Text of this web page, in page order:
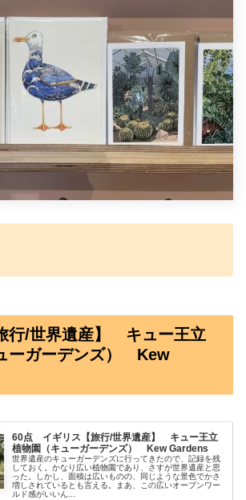
行/世界遺産】 キュー王立
ーガーデンズ） Kew
60点 イギリス【旅行/世界遺産】 キュー王立
植物園（キューガーデンズ） Kew Gardens
世界遺産のキューガーデンズに行ってきたので、記録を残
しておく。かなり広い植物園であり、さすが世界遺産と思
った。しかし、面積は広いものの、同じような景色でかさ
増しされているとも言える。まあ、この広いオープンワー
ルド感がいいん...